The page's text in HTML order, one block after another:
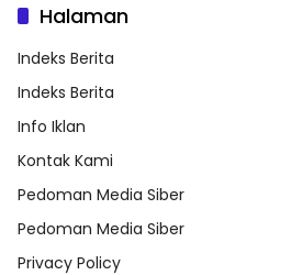
Halaman
Indeks Berita
Indeks Berita
Info Iklan
Kontak Kami
Pedoman Media Siber
Pedoman Media Siber
Privacy Policy